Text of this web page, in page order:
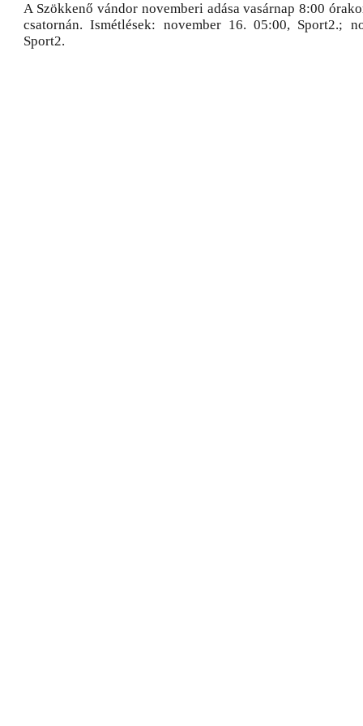
A Szökkenő vándor novemberi adása vasárnap 8:00
csatornán. Ismétlések: november 16. 05:00, Sport2.;
Sport2.